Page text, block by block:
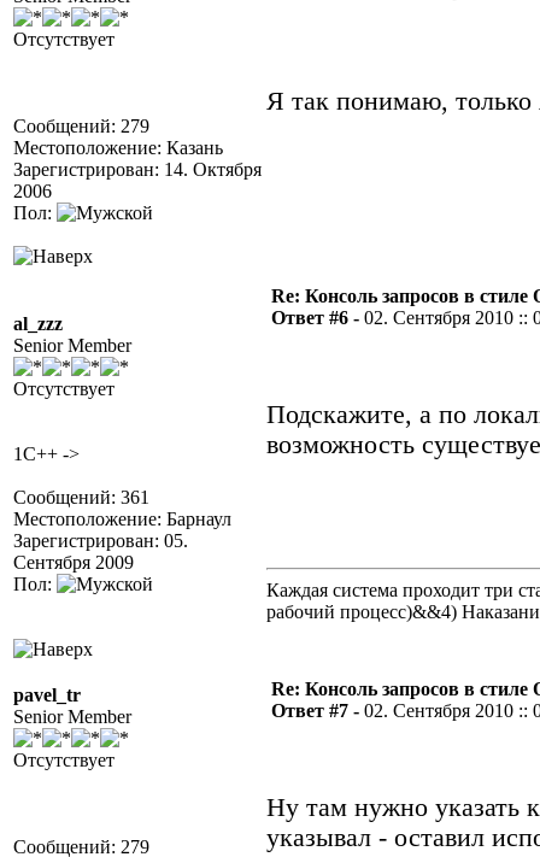
Отсутствует
Сообщений: 279
Местоположение: Казань
Зарегистрирован: 14. Октября
2006
Пол:
Я так понимаю, только
al_zzz
Senior Member
Отсутствует
1C++ ->
Сообщений: 361
Местоположение: Барнаул
Зарегистрирован: 05.
Сентября 2009
Пол:
Re: Консоль запросов в стиле
Ответ #6 - 02. Сентября 2010 ::
Подскажите, а по
возможность
Каждая система проходит три
рабочий процесс)&&4)
pavel_tr
Senior Member
Отсутствует
Сообщений: 279
Re: Консоль запросов в стиле
Ответ #7 - 02. Сентября 2010 ::
Ну там нужно указать
указывал - оставил